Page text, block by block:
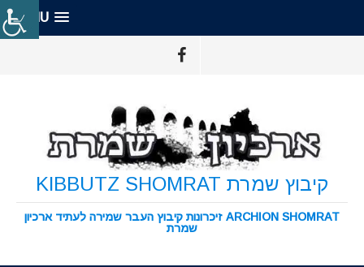
MENU
קיבוץ שמרת KIBBUTZ SHOMRAT
ARCHION SHOMRAT זיכרונות קיבוץ העבר שמירה לעתיד ארכיון
שמרת